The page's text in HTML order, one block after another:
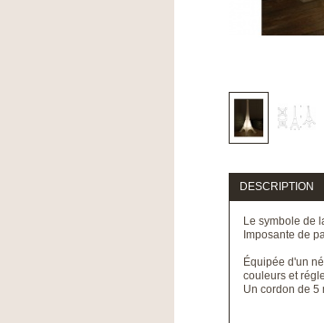
DESCRIPTION
Le symbole de
Imposante de
Équipée d'un
couleurs et
Un cordon de 5